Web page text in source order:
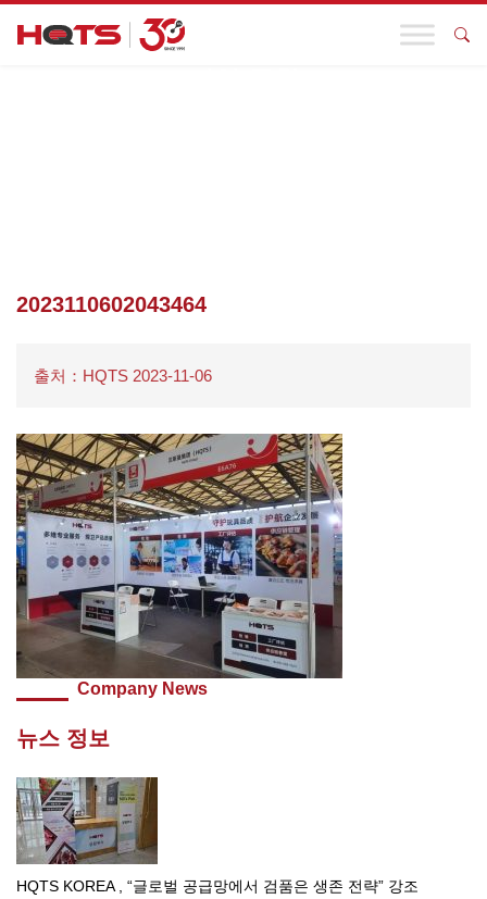
2023110602043464
출처：HQTS 2023-11-06
Company News
뉴스 정보
HQTS KOREA , “글로벌 공급망에서 검품은 생존 전략” 강조